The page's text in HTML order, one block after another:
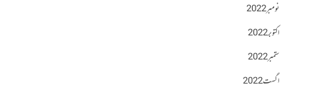
نومبر 2022
اکتوبر 2022
ستمبر 2022
اگست 2022